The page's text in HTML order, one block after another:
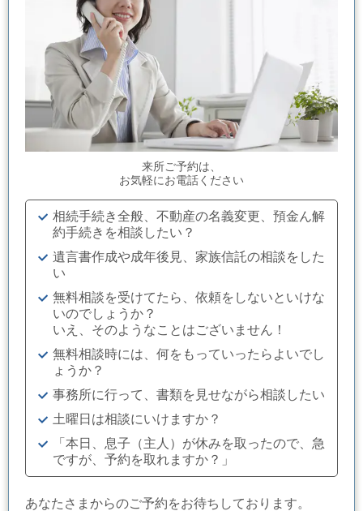
来所ご予約は、
お気軽にお電話ください
相続手続き全般、不動産の名義変更、預金ん解
約手続きを相談したい？
遺言書作成や成年後見、家族信託の相談をした
い
無料相談を受けてたら、依頼をしないといけな
いのでしょうか？
いえ、そのようなことはございません！
無料相談時には、何をもっていったらよいでし
ょうか？
事務所に行って、書類を見せながら相談したい
土曜日は相談にいけますか？
「本日、息子（主人）が休みを取ったので、急
ですが、予約を取れますか？」
あなたさまからのご予約をお待ちしております。